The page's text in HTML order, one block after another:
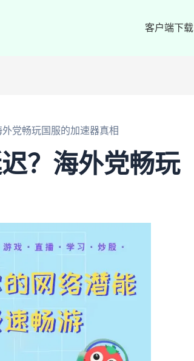
客户端下载
党畅玩国服的加速器真相
？海外党畅玩